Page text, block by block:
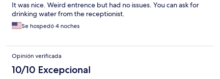
It was nice. Weird entrence but had no issues. You can ask for
drinking water from the receptionist.
Se hospedó 4 noches
Opinión verificada
10/10 Excepcional